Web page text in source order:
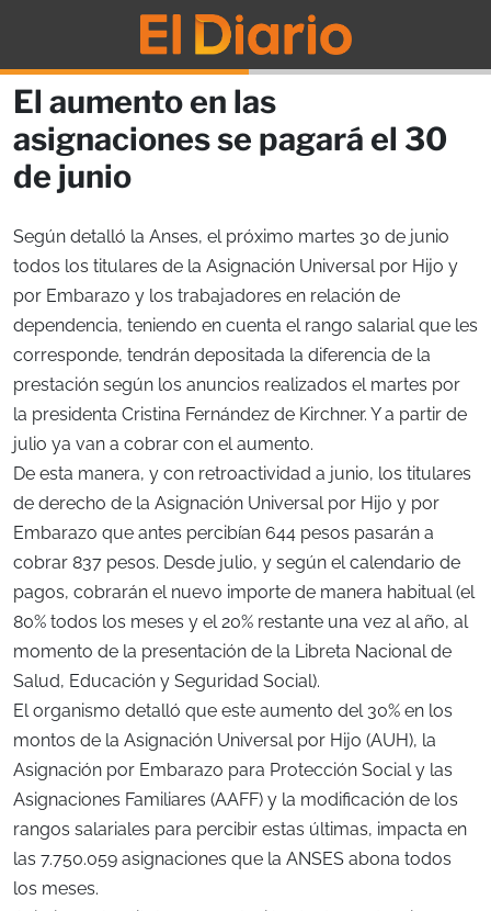
El aumento en las
asignaciones se pagará el 30
de junio
Según detalló la Anses, el próximo martes 30 de junio
todos los titulares de la Asignación Universal por Hijo y
por Embarazo y los trabajadores en relación de
dependencia, teniendo en cuenta el rango salarial que les
corresponde, tendrán depositada la diferencia de la
prestación según los anuncios realizados el martes por
la presidenta Cristina Fernández de Kirchner. Y a partir de
julio ya van a cobrar con el aumento.
De esta manera, y con retroactividad a junio, los titulares
de derecho de la Asignación Universal por Hijo y por
Embarazo que antes percibían 644 pesos pasarán a
cobrar 837 pesos. Desde julio, y según el calendario de
pagos, cobrarán el nuevo importe de manera habitual (el
80% todos los meses y el 20% restante una vez al año, al
momento de la presentación de la Libreta Nacional de
Salud, Educación y Seguridad Social).
El organismo detalló que este aumento del 30% en los
montos de la Asignación Universal por Hijo (AUH), la
Asignación por Embarazo para Protección Social y las
Asignaciones Familiares (AAFF) y la modificación de los
rangos salariales para percibir estas últimas, impacta en
las 7.750.059 asignaciones que la ANSES abona todos
los meses.